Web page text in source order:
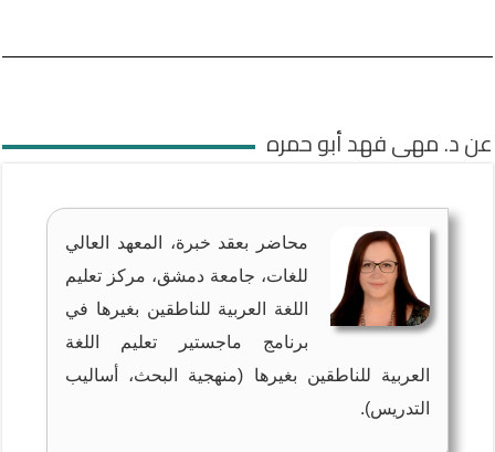
عن د. مهى فهد أبو حمره
محاضر بعقد خبرة، المعهد العالي
للغات، جامعة دمشق، مركز تعليم
اللغة العربية للناطقين بغيرها في
برنامج ماجستير تعليم اللغة
العربية للناطقين بغيرها (منهجية البحث، أساليب
التدريس).